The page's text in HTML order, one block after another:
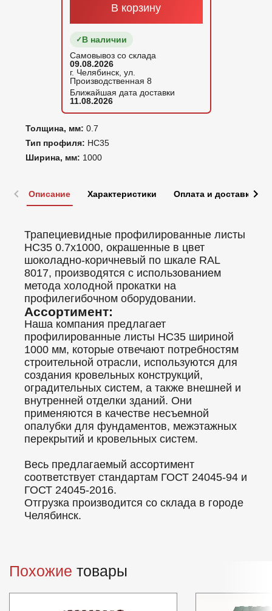
Толщина, мм: 0.7
Тип профиля: НС35
Ширина, мм: 1000
В корзину
В наличии
Самовывоз со склада
09.08.2026
г. Челябинск, ул.
Производственная 8
Ближайшая дата доставки
11.08.2026
Описание Характеристики Оплата и доставка
Трапециевидные профилированные листы
НС35 0.7x1000, окрашенные в цвет
шоколадно-коричневый по шкале RAL
8017, производятся с использованием
метода холодной прокатки на
профилегибочном оборудовании.
Ассортимент:
Наша компания предлагает
профилированные листы НС35 шириной
1000 мм, которые отвечают потребностям
строительной отрасли, используются для
создания кровельных конструкций,
оградительных систем, а также внешней и
внутренней отделки зданий. Они
применяются в качестве несъемной
опалубки для фундаментов, межэтажных
перекрытий и кровельных систем.
Весь предлагаемый ассортимент
соответствует стандартам ГОСТ 24045-94 и
ГОСТ 24045-2016.
Отгрузка производится со склада в городе
Челябинск.
Похожие товары